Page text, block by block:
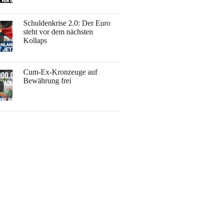
Schuldenkrise 2.0: Der Euro
steht vor dem nächsten
Kollaps
Cum-Ex-Kronzeuge auf
Bewährung frei